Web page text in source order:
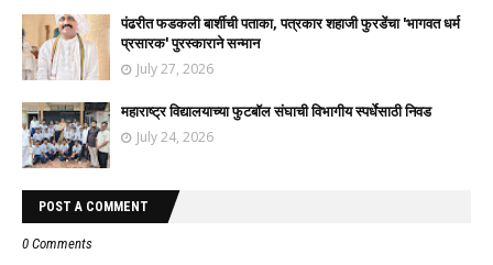
पंढरीत फडकली बार्शीची पताका, पत्रकार शहाजी फुरडेंचा 'भागवत धर्म
प्रसारक' पुरस्काराने सन्मान
July 27, 2026
महाराष्ट्र विद्यालयाच्या फुटबॉल संघाची विभागीय स्पर्धेसाठी निवड
July 24, 2026
POST A COMMENT
0 Comments